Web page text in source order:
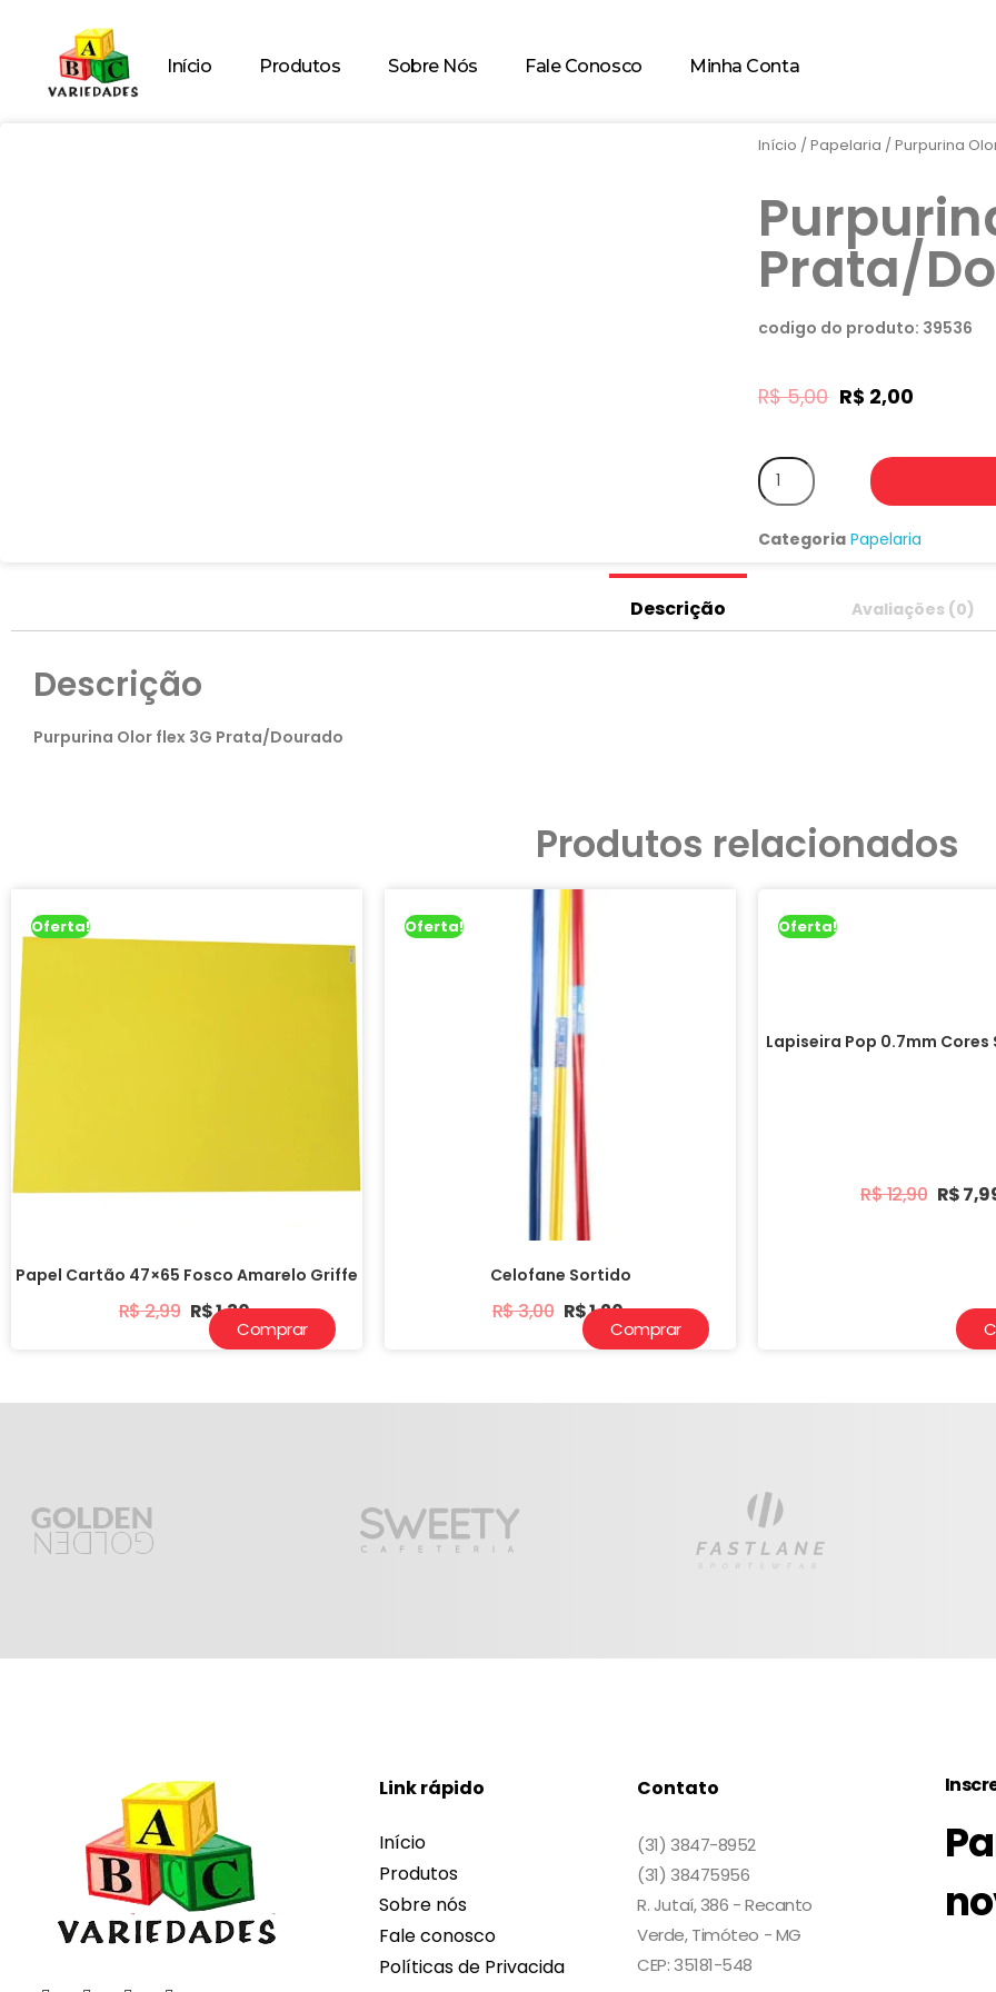
Início Produtos Sobre Nós Fale Conosco Minha Conta
Início / Papelaria / Purpurina
Prata/
codigo do produto: 39536
R$5,00 R$ 2,00
Categoria Papelaria
Descrição Avaliações (0)
Descrição
Purpurina Olor flex 3G Prata/Dourado
Produtos relacionados
Oferta!
Papel Cartão 47×65 Fosco Amarelo Griffe
R$2,99 R$1,30
Oferta!
Celofane Sortido
R$3,00 R$1,20
Comprar
Oferta!
Lapiseira Pop 0.7mm
R$12,90 R$
Comprar
Link rápido
Início
Produtos
Sobre nós
Fale conosco
Políticas de Privacida
Contato
(31) 3847-8952
(31) 38475956
R. Jutaí, 386 - Recanto
Verde, Timóteo - MG
CEP: 35181-548